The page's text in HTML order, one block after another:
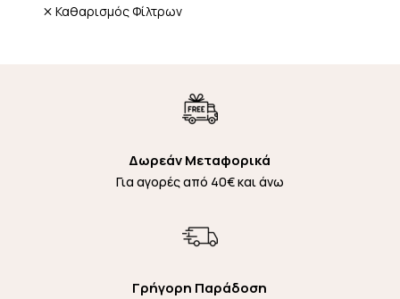
Καθαρισμός Φίλτρων
Δωρεάν Μεταφορικά
Για αγορές από 40€ και άνω
Γρήγορη Παράδοση